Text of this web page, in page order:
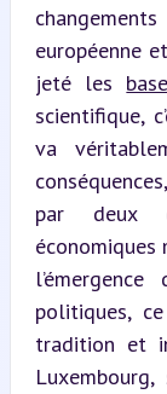
européenne
jeté les
scientifique,
va
par deux
économiques
politiques,
tradition et